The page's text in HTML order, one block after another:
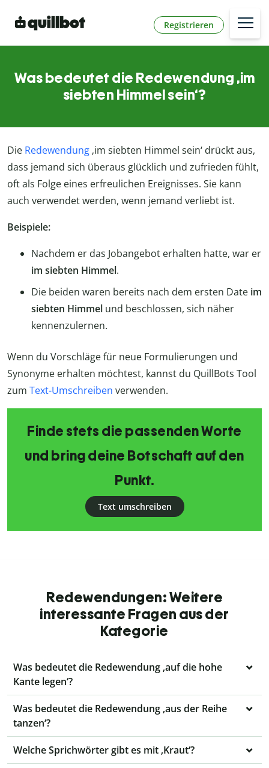
Registrieren
Was bedeutet die Redewendung ‚im
siebten Himmel sein‘?
Die Redewendung ‚im siebten Himmel sein‘ drückt aus,
dass jemand sich überaus glücklich und zufrieden fühlt,
oft als Folge eines erfreulichen Ereignisses. Sie kann
auch verwendet werden, wenn jemand verliebt ist.
Beispiele:
Nachdem er das Jobangebot erhalten hatte, war er
im siebten Himmel.
Die beiden waren bereits nach dem ersten Date im
siebten Himmel und beschlossen, sich näher
kennenzulernen.
Wenn du Vorschläge für neue Formulierungen und
Synonyme erhalten möchtest, kannst du QuillBots Tool
zum Text-Umschreiben verwenden.
Finde stets die passenden Worte
und bring deine Botschaft auf den
Punkt.
Text umschreiben
Redewendungen: Weitere
interessante Fragen aus der
Kategorie
Was bedeutet die Redewendung ‚auf die hohe
Kante legen‘?
Was bedeutet die Redewendung ‚aus der Reihe
tanzen‘?
Welche Sprichwörter gibt es mit ‚Kraut‘?